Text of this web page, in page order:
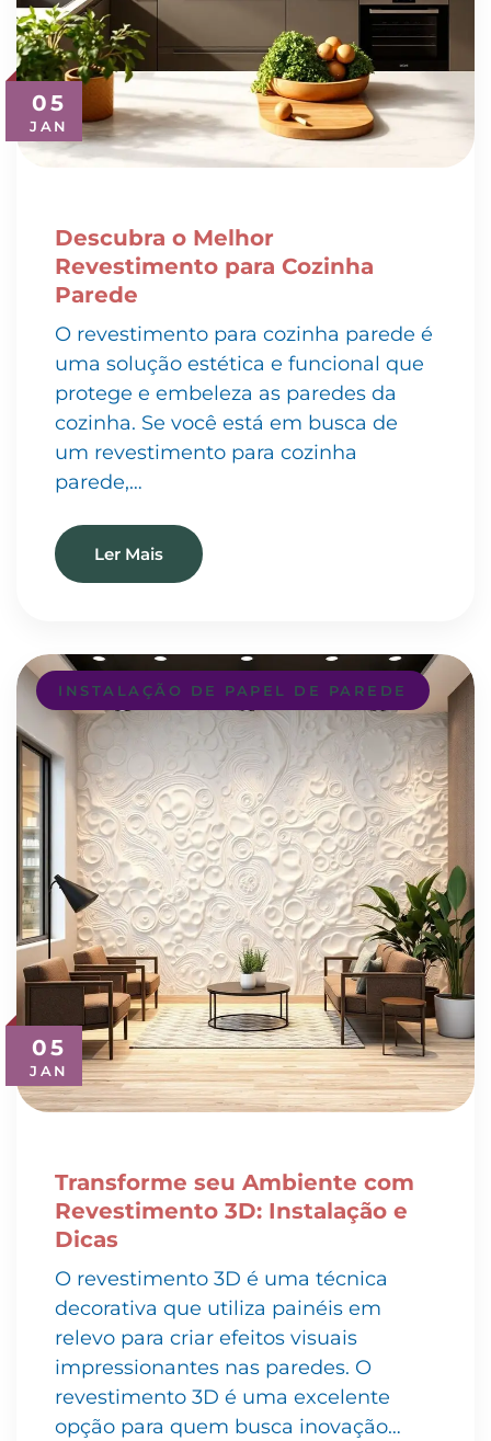
05
JAN
Descubra o Melhor
Revestimento para Cozinha
Parede
O revestimento para cozinha parede é
uma solução estética e funcional que
protege e embeleza as paredes da
cozinha. Se você está em busca de
um revestimento para cozinha
parede,…
Ler Mais
05
JAN
INSTALAÇÃO DE PAPEL DE PAREDE
Transforme seu Ambiente com
Revestimento 3D: Instalação e
Dicas
O revestimento 3D é uma técnica
decorativa que utiliza painéis em
relevo para criar efeitos visuais
impressionantes nas paredes. O
revestimento 3D é uma excelente
opção para quem busca inovação…